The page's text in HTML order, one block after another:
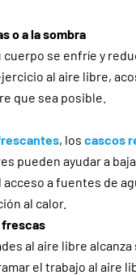
o a la sombra
se enfríe y
al aire libre,
que sea posible.
, los cascos
pueden ayudar a
a fuentes de
al calor.
frescas
al aire libre
el trabajo al aire